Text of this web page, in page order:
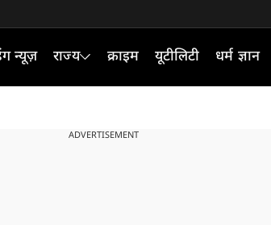
न्यूज़ राज्य क्राइम यूटीलिटी धर्म ज्ञान
ADVERTISEMENT